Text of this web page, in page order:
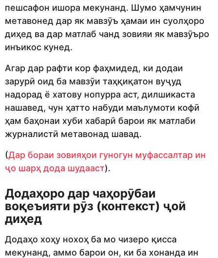
пешсафон ишора мекунанд. Шумо ҳамчунин
метавонед дар як мавзӯъ ҳамаи ин суолҳоро
диҳед ва дар матлаб чанд зовияи як мавзӯъро
инъикос кунед.
Агар дар рафти кор фаҳмидед, ки додаи
зарурӣ оид ба мавзӯи таҳқиқатон вуҷуд
надорад ё хатову нопурра аст, дилшикаста
нашавед, чун ҳатто набуди маълумоти кофӣ
ҳам баҳонаи хуби хабарӣ барои як матлаби
журналистӣ метавонад шавад.
(Дар бораи зовияҳои гуногун муфассалтар ин
ҷо шарҳ дода шудааст).
Додаҳоро дар чаҳорӯбаи
воқеъияти рӯз (контекст) ҷой
диҳед
Додаҳо хоҳу нохоҳ ба мо чизеро қисса
мекунанд, аммо барои он, ки ба хонанда ин